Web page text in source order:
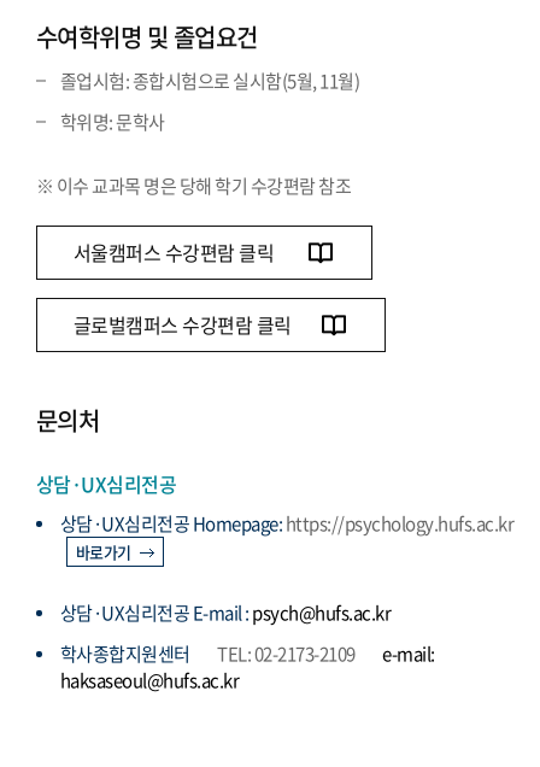
수여학위명 및 졸업요건
졸업시험: 종합시험으로 실시함(5월, 11월)
학위명: 문학사
※ 이수 교과목 명은 당해 학기 수강편람 참조
서울캠퍼스 수강편람 클릭
글로벌캠퍼스 수강편람 클릭
문의처
상담·UX심리전공
상담·UX심리전공 Homepage:https://psychology.hufs.ac.kr
바로가기
상담·UX심리전공 E-mail :psych@hufs.ac.kr
학사종합지원센터
TEL: 02-2173-2109
e-mail:
haksaseoul@hufs.ac.kr